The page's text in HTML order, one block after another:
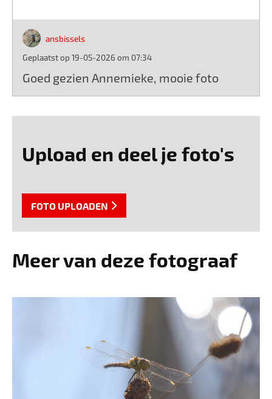
ansbissels
Geplaatst op 19-05-2026 om 07:34
Goed gezien Annemieke, mooie foto
Upload en deel je foto's
FOTO UPLOADEN
Meer van deze fotograaf